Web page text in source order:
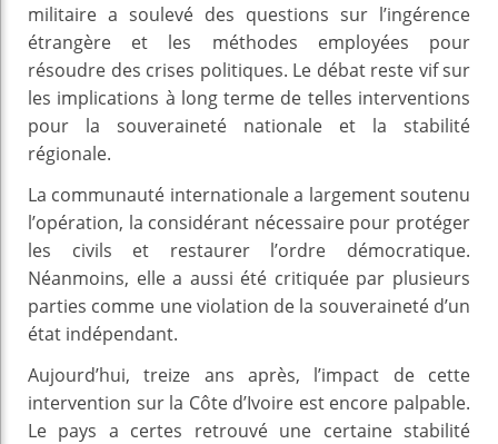
militaire a soulevé des questions sur l’ingérence
étrangère et les méthodes employées pour
résoudre des crises politiques. Le débat reste vif sur
les implications à long terme de telles interventions
pour la souveraineté nationale et la stabilité
régionale.
La communauté internationale a largement soutenu
l’opération, la considérant nécessaire pour protéger
les civils et restaurer l’ordre démocratique.
Néanmoins, elle a aussi été critiquée par plusieurs
parties comme une violation de la souveraineté d’un
état indépendant.
Aujourd’hui, treize ans après, l’impact de cette
intervention sur la Côte d’Ivoire est encore palpable.
Le pays a certes retrouvé une certaine stabilité